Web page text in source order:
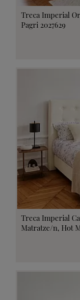
Treca Imperial
Pagri 2027629
Treca Imperial
Matratze/n, Hot